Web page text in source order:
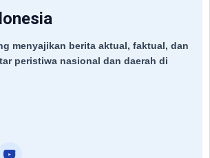
menyajikan berita aktual, faktual, dan
peristiwa nasional dan daerah di